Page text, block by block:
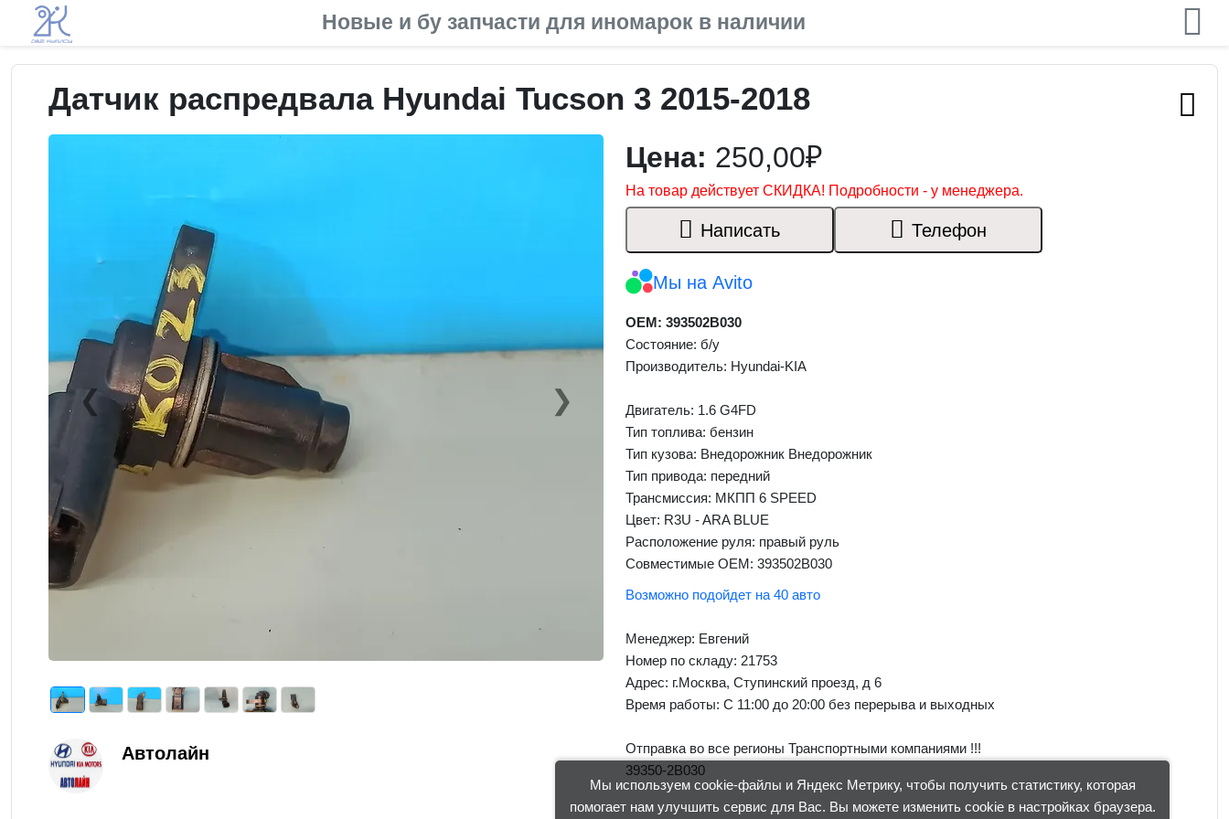
Новые и бу запчасти для иномарок в наличии
Датчик распредвала Hyundai Tucson 3 2015-2018
❮Previous ❯
Next
Автолайн
Цена: 250,00₽
На товар действует СКИДКА! Подробности - у менеджера.
Написать Телефон
Мы на Avito
OEM: 393502B030
Состояние: б/у
Производитель: Hyundai-KIA
Двигатель: 1.6 G4FD
Тип топлива: бензин
Тип кузова: Внедорожник Внедорожник
Тип привода: передний
Трансмиссия: МКПП 6 SPEED
Цвет: R3U - ARA BLUE
Расположение руля: правый руль
Совместимые OEM: 393502B030
Возможно подойдет на 40 авто
Менеджер: Евгений
Номер по складу: 21753
Адрес: г.Москва, Ступинский проезд, д 6
Время работы: С 11:00 до 20:00 без перерыва и выходных
Отправка во все регионы Транспортными компаниями !!!
39350-2B030
Мы используем cookie-файлы и Яндекс Метрику, чтобы получить статистику, которая
помогает нам улучшить сервис для Вас. Вы можете изменить cookie в настройках браузера.